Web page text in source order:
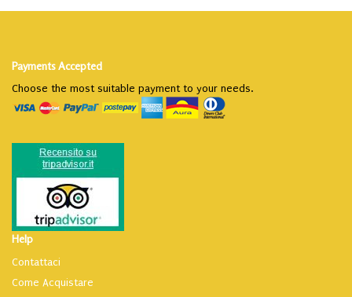
Payments Accepted
Choose the most suitable payment to your needs.
Help
Contattaci
Come Acquistare